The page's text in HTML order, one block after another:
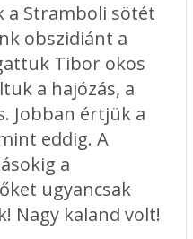
hasznos
a saját
alapján".
a
mennyi
a Stramboli sötét
obszidiánt a
Tibor okos
a hajózás, a
Jobban értjük a
eddig. A
a
ugyancsak
Nagy kaland volt!